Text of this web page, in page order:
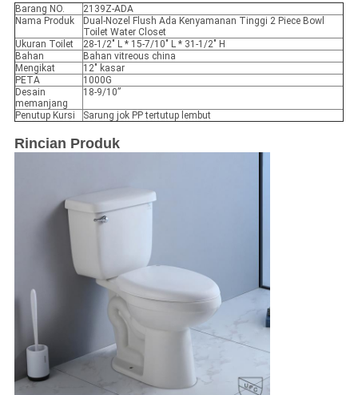
Barang NO.
2139Z-ADA
Nama Produk
Dual-Nozel Flush Ada Kenyamanan Tinggi 2 Piece Bowl
Toilet Water Closet
Ukuran Toilet
28-1/2" L * 15-7/10" L * 31-1/2" H
Bahan
Bahan vitreous china
Mengikat
12" kasar
PETA
1000G
Desain
memanjang
18-9/10”
Penutup Kursi Sarung jok PP tertutup lembut
Rincian Produk